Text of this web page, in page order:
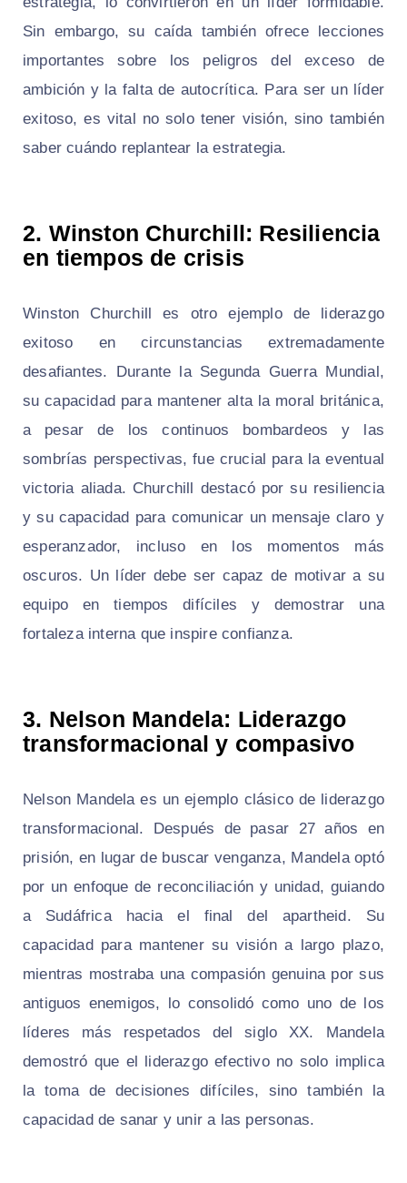
Sin embargo, su caída también ofrece lecciones
importantes sobre los peligros del exceso de
ambición y la falta de autocrítica. Para ser un líder
exitoso, es vital no solo tener visión, sino también
saber cuándo replantear la estrategia.
2. Winston Churchill: Resiliencia
en tiempos de crisis
Winston Churchill es otro ejemplo de liderazgo
exitoso en circunstancias extremadamente
desafiantes. Durante la Segunda Guerra Mundial,
su capacidad para mantener alta la moral británica,
a pesar de los continuos bombardeos y las
sombrías perspectivas, fue crucial para la eventual
victoria aliada. Churchill destacó por su resiliencia
y su capacidad para comunicar un mensaje claro y
esperanzador, incluso en los momentos más
oscuros. Un líder debe ser capaz de motivar a su
equipo en tiempos difíciles y demostrar una
fortaleza interna que inspire confianza.
3. Nelson Mandela: Liderazgo
transformacional y compasivo
Nelson Mandela es un ejemplo clásico de liderazgo
transformacional. Después de pasar 27 años en
prisión, en lugar de buscar venganza, Mandela optó
por un enfoque de reconciliación y unidad, guiando
a Sudáfrica hacia el final del apartheid. Su
capacidad para mantener su visión a largo plazo,
mientras mostraba una compasión genuina por sus
antiguos enemigos, lo consolidó como uno de los
líderes más respetados del siglo XX. Mandela
demostró que el liderazgo efectivo no solo implica
la toma de decisiones difíciles, sino también la
capacidad de sanar y unir a las personas.